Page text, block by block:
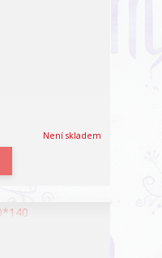
Není skladem